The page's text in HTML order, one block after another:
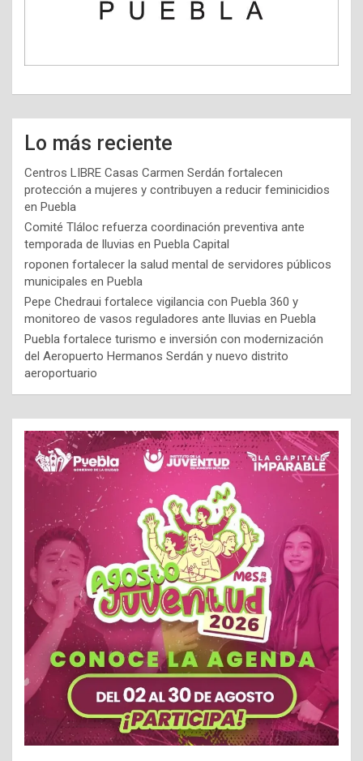
Lo más reciente
Centros LIBRE Casas Carmen Serdán fortalecen
protección a mujeres y contribuyen a reducir feminicidios
en Puebla
Comité Tláloc refuerza coordinación preventiva ante
temporada de lluvias en Puebla Capital
roponen fortalecer la salud mental de servidores públicos
municipales en Puebla
Pepe Chedraui fortalece vigilancia con Puebla 360 y
monitoreo de vasos reguladores ante lluvias en Puebla
Puebla fortalece turismo e inversión con modernización
del Aeropuerto Hermanos Serdán y nuevo distrito
aeroportuario